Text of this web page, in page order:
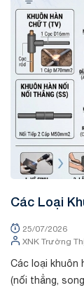
Các Loại
25/07/2026
XNK Trường
Các loại khuôn
(nối thẳng,